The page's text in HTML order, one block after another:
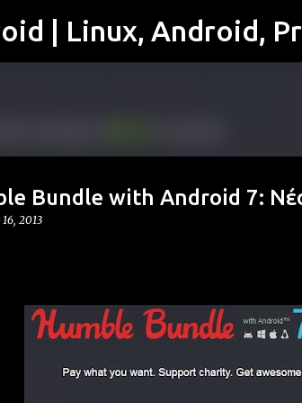
| Linux, Android,
Bundle with Android 7: Νέο
2013